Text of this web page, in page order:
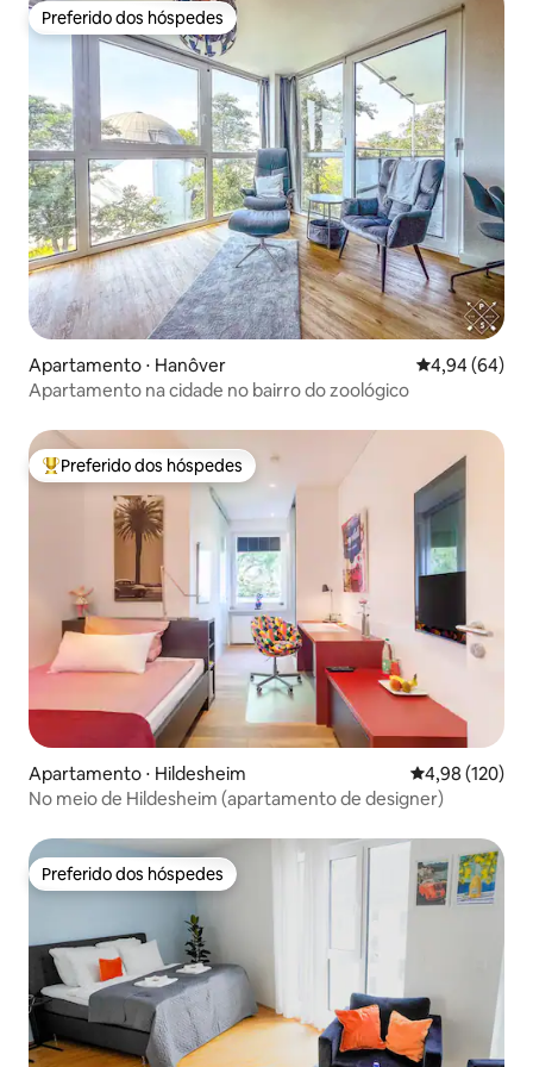
Preferido dos hóspedes
Preferido dos hóspedes
Apartamento ⋅ Hanôver 4,94 de uma
4,94 (64)
Apartamento na cidade no bairro do zoológico
Entre os melhores preferidos dos hóspedes
Preferido dos hóspedes
Apartamento ⋅ Hildesheim 4,98 de uma
4,98 (120)
No meio de Hildesheim (apartamento de designer)
Preferido dos hóspedes
Preferido dos hóspedes